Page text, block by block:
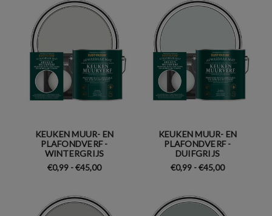
KEUKEN MUUR- EN
PLAFONDVERF -
WINTERGRIJS
€0,99 - €45,00
KEUKEN MUUR- EN
PLAFONDVERF -
DUIFGRIJS
€0,99 - €45,00